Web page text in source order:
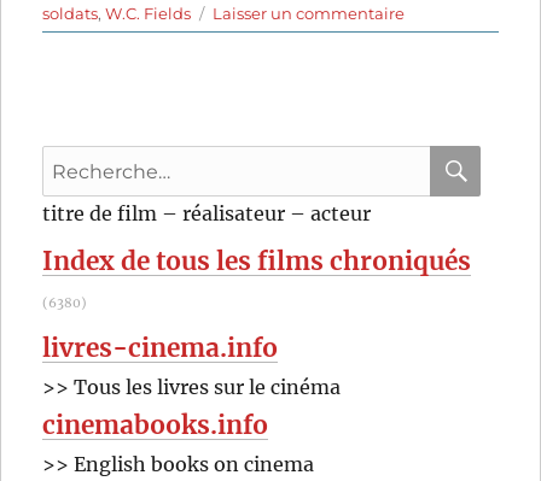
soldats,W.C. Fields Laisser un commentairesur
Hollywood
Edward
Recherche
pour
titre de film – réalisateur – acteur
Index de tous les films chroniqués
(6380)
livres-cinema.info
>> Tous les livres sur le cinéma
cinemabooks.info
>> English books on cinema